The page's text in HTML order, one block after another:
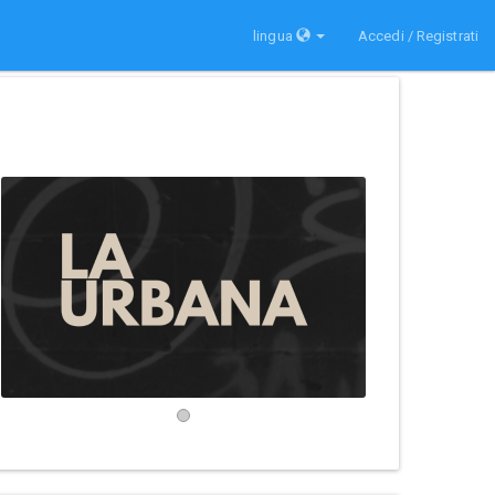
lingua Accedi / Registrati